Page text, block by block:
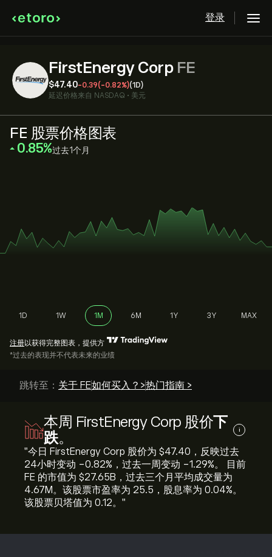
登录
FirstEnergy Corp FE
‎$‎47.40-0.39(-0.82%)(1D)
延迟价格来自 NASDAQ • 美元
FE 股票价格图表
‎0.85‎ 过去1个月
1D 1W 1M 6M 1Y 3Y MAX
注册以获得完整图表，提供方
*过去的表现并不代表未来的业绩
跳转至： 关于 FE如何买入？>热门指南 >
本周 FirstEnergy Corp 股价下
跌。 i
"今日 FirstEnergy Corp 股价为 ‎$‎47.40，反映过去
24小时变动 ‎-0.82‎%，过去一周变动 ‎-1.29‎%。 目前
FE 的市值为 ‎$‎27.65B，过去三个月平均成交量为
4.67M。该股票市盈率为 25.5，股息率为 0.04%。
该股票贝塔值为 0.12。"